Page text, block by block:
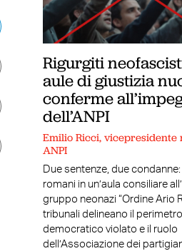
Rigurgiti
aule di giustizia
conferme
dell’ANPI
Emilio Ricci, vicepresidente
ANPI
Due sentenze, due
romani in un’aula consiliare
gruppo neonazi “Ordine Ario
tribunali delineano il perimetro
democratico violato e il ruolo
dell’Associazione dei